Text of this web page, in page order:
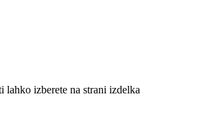
izberete na strani izdelka